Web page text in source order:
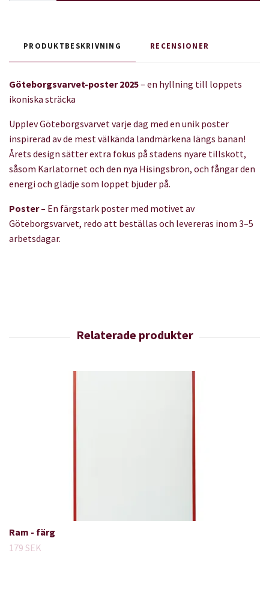
PRODUKTBESKRIVNING RECENSIONER
Göteborgsvarvet-poster 2025– en hyllning till loppets
ikoniska sträcka
Upplev Göteborgsvarvet varje dag med en unik poster
inspirerad av de mest välkända landmärkena längs banan!
Årets design sätter extra fokus på stadens nyare tillskott,
såsom Karlatornet och den nya Hisingsbron, och fångar den
energi och glädje som loppet bjuder på.
Poster – En färgstark poster med motivet av
Göteborgsvarvet, redo att beställas och levereras inom 3–5
arbetsdagar.
Ram - färg
179 SEK